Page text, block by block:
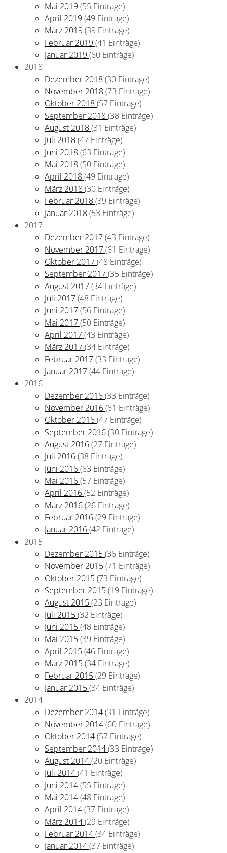
Mai 2019 (55 Einträge)
April 2019 (49 Einträge)
März 2019 (39 Einträge)
Februar 2019 (41 Einträge)
Januar 2019 (60 Einträge)
2018
Dezember 2018(30 Einträge)
November 2018(73 Einträge)
Oktober 2018(57 Einträge)
September 2018(38 Einträge)
August 2018(31 Einträge)
Juli 2018(47 Einträge)
Juni 2018(63 Einträge)
Mai 2018(50 Einträge)
April 2018(49 Einträge)
März 2018(30 Einträge)
Februar 2018(39 Einträge)
Januar 2018(53 Einträge)
2017
Dezember 2017(43 Einträge)
November 2017(61 Einträge)
Oktober 2017(48 Einträge)
September 2017(35 Einträge)
August 2017(34 Einträge)
Juli 2017(48 Einträge)
Juni 2017(56 Einträge)
Mai 2017(50 Einträge)
April 2017(43 Einträge)
März 2017(34 Einträge)
Februar 2017(33 Einträge)
Januar 2017(44 Einträge)
2016
Dezember 2016(33 Einträge)
November 2016(61 Einträge)
Oktober 2016(47 Einträge)
September 2016(30 Einträge)
August 2016(27 Einträge)
Juli 2016(38 Einträge)
Juni 2016(63 Einträge)
Mai 2016(57 Einträge)
April 2016(52 Einträge)
März 2016(26 Einträge)
Februar 2016(29 Einträge)
Januar 2016(42 Einträge)
2015
Dezember 2015(36 Einträge)
November 2015(71 Einträge)
Oktober 2015(73 Einträge)
September 2015(19 Einträge)
August 2015(23 Einträge)
Juli 2015(32 Einträge)
Juni 2015(48 Einträge)
Mai 2015(39 Einträge)
April 2015(46 Einträge)
März 2015(34 Einträge)
Februar 2015(29 Einträge)
Januar 2015(34 Einträge)
2014
Dezember 2014(31 Einträge)
November 2014(60 Einträge)
Oktober 2014(57 Einträge)
September 2014(33 Einträge)
August 2014(20 Einträge)
Juli 2014(41 Einträge)
Juni 2014(55 Einträge)
Mai 2014(48 Einträge)
April 2014(37 Einträge)
März 2014(29 Einträge)
Februar 2014(34 Einträge)
Januar 2014(37 Einträge)